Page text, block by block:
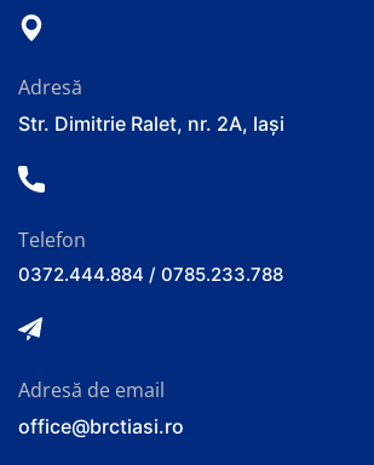
Adresă
Str. Dimitrie Ralet, nr. 2A, Iași
Telefon
0372.444.884 / 0785.233.788
Adresă de email
office@brctiasi.ro